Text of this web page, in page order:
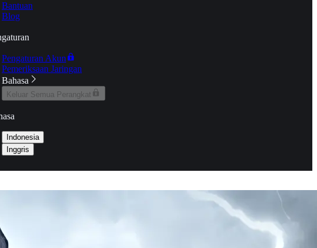
Bantuan
Blog
Pengaturan Akun
Pemeriksaan Jaringan
Bahasa
Keluar Semua Perangkat
Indonesia
Inggris